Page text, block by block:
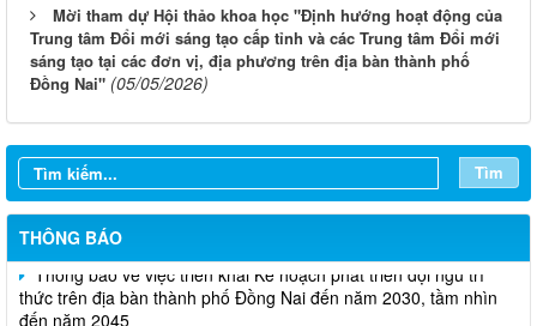
Mời tham dự Hội thảo khoa học "Định hướng hoạt động của
Trung tâm Đổi mới sáng tạo cấp tỉnh và các Trung tâm Đổi mới
sáng tạo tại các đơn vị, địa phương trên địa bàn thành phố
Đồng Nai" (05/05/2026)
Tìm
THÔNG BÁO
Thông báo Tuyển chọn tổ chức và cá nhân chủ trì thực hiện
sách nhà nước đặt hàng thực hiện năm 2026 (đợt 1) lần 3
Thông báo Kế hoạch mở hồ sơ tham gia Tuyển chọn tổ chức và
cá nhân chủ trì thực hiện nhiệm vụ khoa học và công nghệ thực
hiện năm 2026 (đợt 1) lần 2
Thông báo về việc triển khai Kế hoạch phát triển đội ngũ trí
thức trên địa bàn thành phố Đồng Nai đến năm 2030, tầm nhìn
đến năm 2045